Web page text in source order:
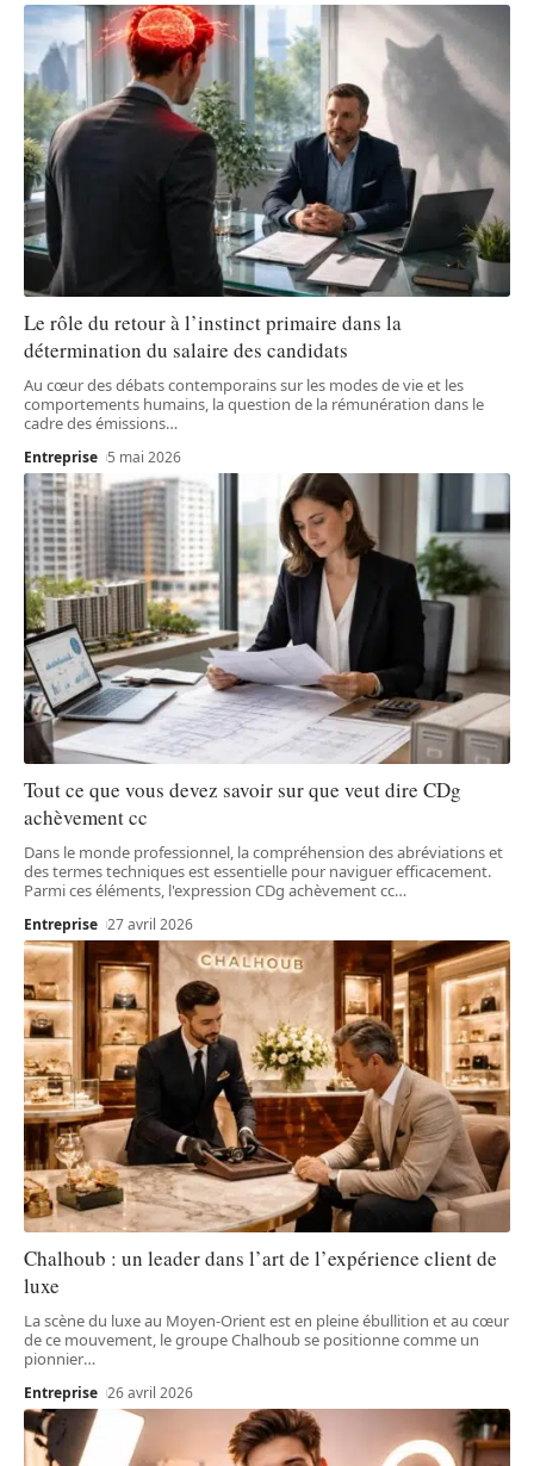
Le rôle du retour à l’instinct primaire dans la
détermination du salaire des candidats
Au cœur des débats contemporains sur les modes de vie et les
comportements humains, la question de la rémunération dans le
cadre des émissions…
Entreprise 5 mai 2026
Tout ce que vous devez savoir sur que veut dire CDg
achèvement cc
Dans le monde professionnel, la compréhension des abréviations et
des termes techniques est essentielle pour naviguer efficacement.
Parmi ces éléments, l'expression CDg achèvement cc…
Entreprise 27 avril 2026
Chalhoub : un leader dans l’art de l’expérience client de
luxe
La scène du luxe au Moyen-Orient est en pleine ébullition et au cœur
de ce mouvement, le groupe Chalhoub se positionne comme un
pionnier…
Entreprise 26 avril 2026